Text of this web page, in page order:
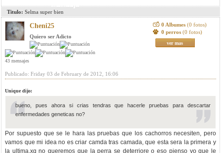
mensaje
Titulo: Selma super bien
Cheni25
Quiero ser Adicto
43 mensajes
0 Albumes (0 fotos)
0 perros (0 fotos)
ver mas
Publicado: Friday 03 de February de 2012, 16:06
Unique dijo:
bueno, pues ahora si crias tendras que hacerle pruebas para descartar
enfermedades geneticas no?
Por supuesto que se le hara las pruebas que los cachorros necesiten, pero
vamos que mi idea no es criar camda tras camada, que esta sera la primera y
la ultima,xq no queremos que la perra se deterriore o eso pienso yo que le